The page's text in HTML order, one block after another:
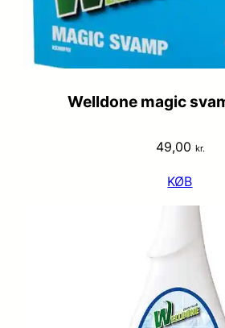
Welldone magic
49,00 kr.
KØB